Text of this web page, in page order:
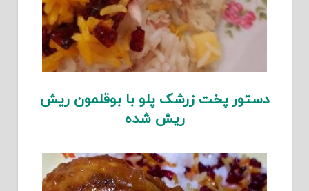
دستور پخت زرشک پلو با بوقلمون ریش
ریش شده